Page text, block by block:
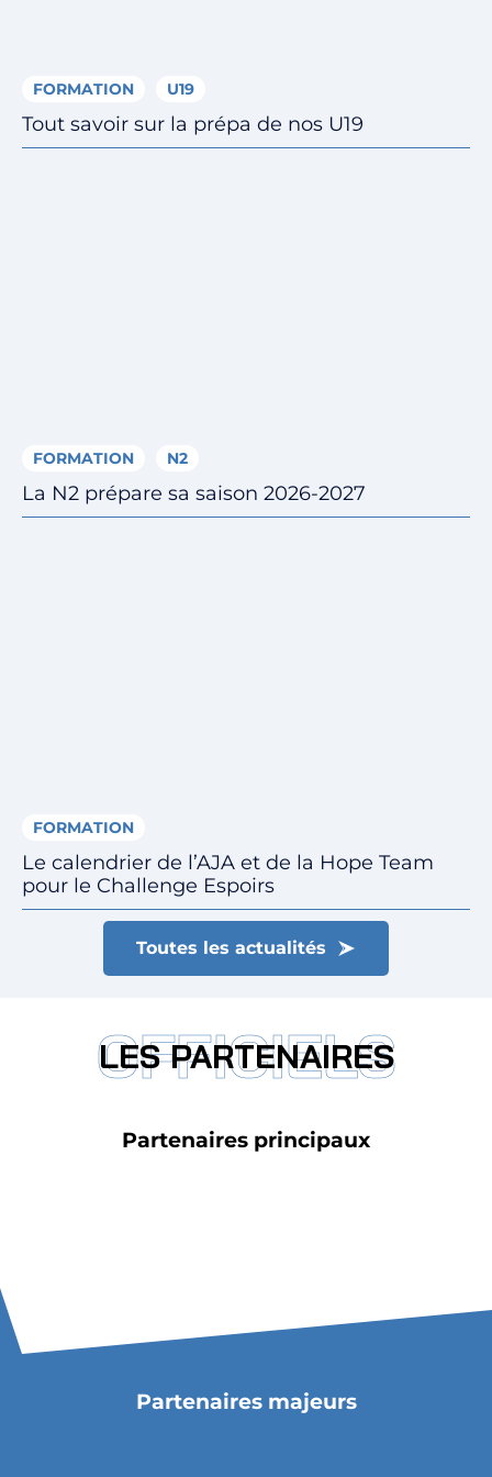
Toutes les actualités
FORMATION U19
Tout savoir sur la prépa de nos U19
FORMATION N2
La N2 prépare sa saison 2026-2027
FORMATION
Le calendrier de l’AJA et de la Hope Team
pour le Challenge Espoirs
OFFICIELS
LES PARTENAIRES
Partenaires principaux
Partenaires majeurs